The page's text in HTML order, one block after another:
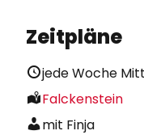
Zeitpläne
jede Woche
Falckenstein
mit Finja